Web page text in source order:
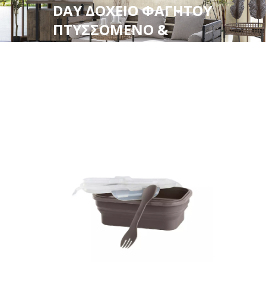
DAY ΔΟΧΕΙΟ ΦΑΓΗΤΟΥ
ΠΤΥΣΣΟΜΕΝΟ &
ΠΙΡΟΥΝΙ 3 ΧΡΩΜΑΤΑ